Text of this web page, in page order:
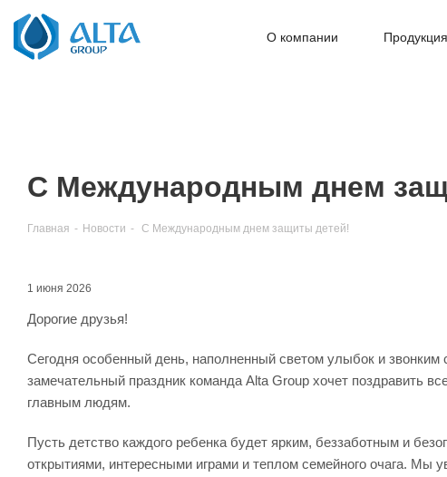
О компании Продукция
С Международным днем
Главная - Новости - С Международным днем защиты детей!
1 июня 2026
Дорогие друзья!
Сегодня особенный день, наполненный светом улыбок и
замечательный праздник команда Alta Group хочет поздравить
главным людям.
Пусть детство каждого ребенка будет ярким, беззаботным и
открытиями, интересными играми и теплом семейного очага. Мы